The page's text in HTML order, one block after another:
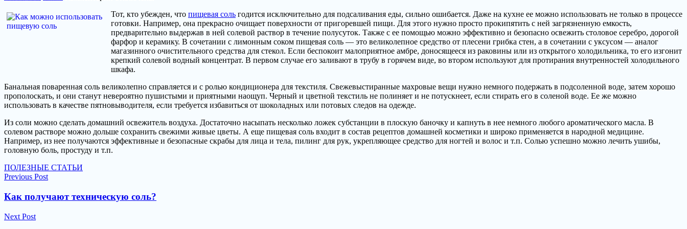
Как
можно
использовать
пищевую
соль?
Тот, кто убежден, что пищевая соль годится исключительно для подсаливания еды, сильно ошибается. Даже на кухне ее можно использовать не только в процессе
готовки. Например, она прекрасно очищает поверхности от пригоревшей пищи. Для этого нужно просто прокипятить с ней загрязненную емкость,
предварительно выдержав в ней солевой раствор в течение полусуток. Также с ее помощью можно эффективно и безопасно освежить столовое серебро, дорогой
фарфор и керамику. В сочетании с лимонным соком пищевая соль — это великолепное средство от плесени грибка стен, а в сочетании с уксусом — аналог
магазинного очистительного средства для стекол. Если беспокоит малоприятное амбре, доносящееся из раковины или из открытого холодильника, то его изгонит
крепкий солевой водный концентрат. В первом случае его заливают в трубу в горячем виде, во втором используют для протирания внутренностей холодильного
шкафа.
Банальная поваренная соль великолепно справляется и с ролью кондиционера для текстиля. Свежевыстиранные махровые вещи нужно немного подержать в подсоленной воде, затем хорошо
прополоскать, и они станут невероятно пушистыми и приятными наощуп. Черный и цветной текстиль не полиняет и не потускнеет, если стирать его в соленой воде. Ее же можно
использовать в качестве пятновыводителя, если требуется избавиться от шоколадных или потовых следов на одежде.
Из соли можно сделать домашний освежитель воздуха. Достаточно насыпать несколько ложек субстанции в плоскую баночку и капнуть в нее немного любого ароматического масла. В
солевом растворе можно дольше сохранить свежими живые цветы. А еще пищевая соль входит в состав рецептов домашней косметики и широко применяется в народной медицине.
Например, из нее получаются эффективные и безопасные скрабы для лица и тела, пилинг для рук, укрепляющее средство для ногтей и волос и т.п. Солью успешно можно лечить ушибы,
головную боль, простуду и т.п.
ПОЛЕЗНЫЕ СТАТЬИ
Навигация
по
записям
Previous Post
Как получают техническую соль?
Next Post